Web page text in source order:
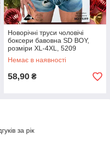
Новорічні труси чоловічі
боксери бавовна SD BOY,
розміри XL-4XL, 5209
Немає в наявності
58,90 ₴
за рік